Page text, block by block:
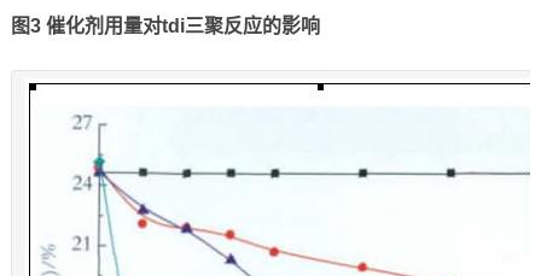
图3 催化剂用量对tdi三聚反应的影响